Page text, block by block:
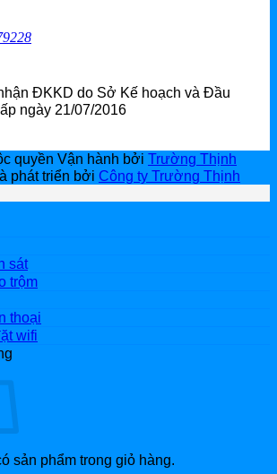
ĐKKD do Sở Kế hoạch và Đầu
ngày 21/07/2016
quyền Vận hành bởi Trường Thịnh
phát triển bởi Công ty Trường Thịnh
sát
trộm
thoại
wifi
sản phẩm trong giỏ hàng.